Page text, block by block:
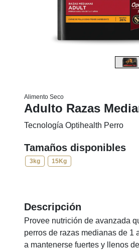
Alimento Seco
Adulto Razas
Tecnología Optihealth Perro
Tamaños disponibles
3kg 15Kg
Descripción
Provee nutrición de avanzada
perros de razas medianas de 1
a mantenerse fuertes y llenos